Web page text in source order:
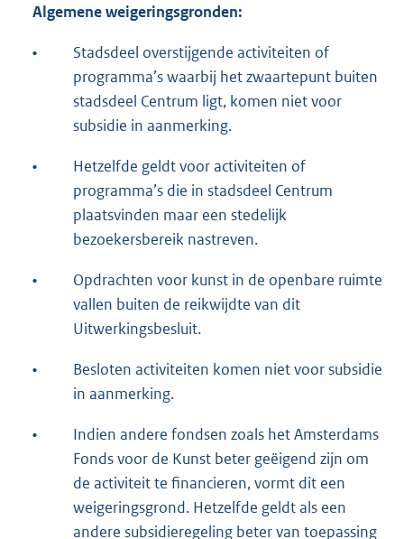
Algemene weigeringsgronden:
•
Stadsdeel overstijgende activiteiten of
programma’s waarbij het zwaartepunt buiten
stadsdeel Centrum ligt, komen niet voor
subsidie in aanmerking.
•
Hetzelfde geldt voor activiteiten of
programma’s die in stadsdeel Centrum
plaatsvinden maar een stedelijk
bezoekersbereik nastreven.
•
Opdrachten voor kunst in de openbare ruimte
vallen buiten de reikwijdte van dit
Uitwerkingsbesluit.
•
Besloten activiteiten komen niet voor subsidie
in aanmerking.
•
Indien andere fondsen zoals het Amsterdams
Fonds voor de Kunst beter geëigend zijn om
de activiteit te financieren, vormt dit een
weigeringsgrond. Hetzelfde geldt als een
andere subsidieregeling beter van toepassing